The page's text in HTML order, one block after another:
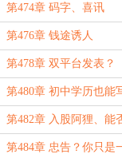
第474章 码字、喜讯
第476章 钱途诱人
第478章 双平台发表？
第480章 初中学历也能
第482章 入股阿狸、能
第484章 忠告？你只是